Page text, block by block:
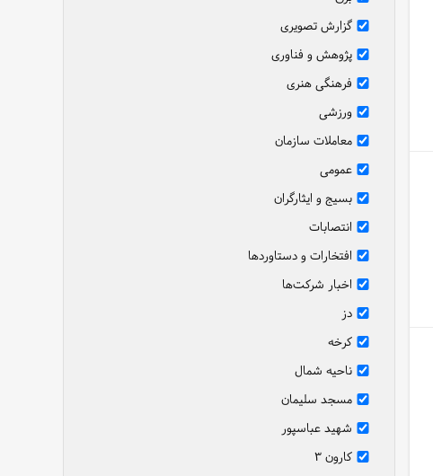
گزارش تصویری
پژوهش و فناوری
فرهنگی هنری
ورزشی
معاملات سازمان
عمومی
بسیج و ایثارگران
انتصابات
افتخارات و دستاوردها
اخبار شرکت‌ها
دز
کرخه
ناحیه شمال
مسجد سلیمان
شهید عباسپور
کارون ۳